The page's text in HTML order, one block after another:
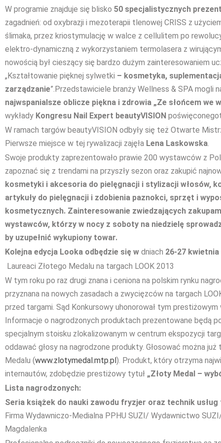
W programie znajduje się blisko 50 specjalistycznych
zagadnień: od oxybrazji i mezoterapii tlenowej CRISS z
ślimaka, przez kriostymulację w walce z cellulitem po
elektro-dynamiczną z wykorzystaniem termolasera z
nowością był cieszący się bardzo dużym zainteresowaniem
„Kształtowanie pięknej sylwetki – kosmetyka,
zarządzanie”.Przedstawiciele branży Wellness & SPA mogli
najwspanialsze oblicze piękna i zdrowia „Ze słońcem we
wykłady Kongresu Nail Expert beautyVISION
W ramach targów beautyVISION odbyły się też Otwarte
Pierwsze miejsce w tej rywalizacji zajęła Lena Laskowska.
Swoje produkty zaprezentowało prawie 200 wystawców z
zapoznać się z trendami na przyszły sezon oraz zakupić
kosmetyki i akcesoria do pielęgnacji i stylizacji włosów,
artykuły do pielęgnacji i zdobienia paznokci, sprzęt i
kosmetycznych. Zainteresowanie zwiedzających
wystawców, którzy w nocy z soboty na niedzielę
by uzupełnić wykupiony towar.
Kolejna edycja Looka odbędzie się w dniach 26-27 kwietnia
Laureaci Złotego Medalu na targach LOOK 2013
W tym roku po raz drugi znana i ceniona na polskim rynku
przyznana na nowych zasadach a zwycięzców na targach
przed targami. Sąd Konkursowy uhonorował tym
Informacje o nagrodzonych produktach prezentowane będą
specjalnym stoisku zlokalizowanym w centrum ekspozycji
oddawać głosy na nagrodzone produkty. Głosować można
Medalu (www.zlotymedal.mtp.pl). Produkt, który otrzyma
internautów, zdobędzie prestiżowy tytuł „Złoty Medal –
Lista nagrodzonych:
Seria książek do nauki zawodu fryzjer oraz technik
Firma Wydawniczo-Medialna PPHU SUZI/ Wydawnictwo
Magdalenka